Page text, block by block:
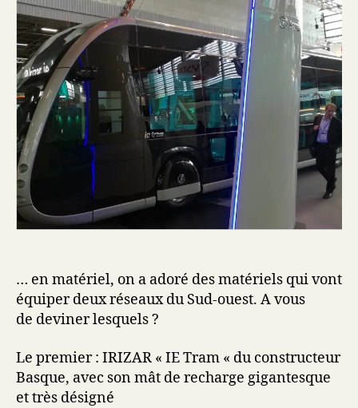
… en matériel, on a adoré des matériels qui vont
équiper deux réseaux du Sud-ouest. A vous
de deviner lesquels ?
Le premier : IRIZAR « IE Tram « du constructeur
Basque, avec son mât de recharge gigantesque
et très désigné